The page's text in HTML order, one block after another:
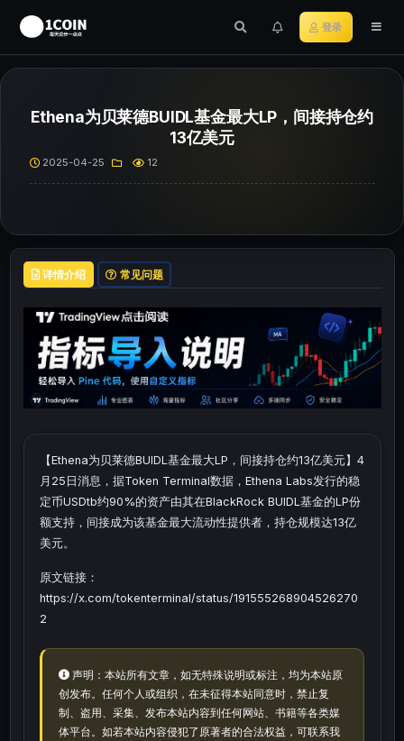
登录
Ethena为贝莱德BUIDL基金最大LP，间接持仓约
13亿美元
2025-04-25 12
详情介绍 常见问题
【Ethena为贝莱德BUIDL基金最大LP，间接持仓约13亿美元】4
月25日消息，据Token Terminal数据，Ethena Labs发行的稳
定币USDtb约90%的资产由其在BlackRock BUIDL基金的LP份
额支持，间接成为该基金最大流动性提供者，持仓规模达13亿
美元。
原文链接：
https://x.com/tokenterminal/status/191555268904526270
2
声明：本站所有文章，如无特殊说明或标注，均为本站原
创发布。任何个人或组织，在未征得本站同意时，禁止复
制、盗用、采集、发布本站内容到任何网站、书籍等各类媒
体平台。如若本站内容侵犯了原著者的合法权益，可联系我